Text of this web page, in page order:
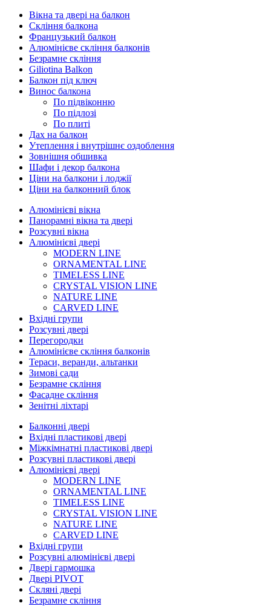
Вікна та двері на балкон
Скління балкона
Французький балкон
Алюмінієве скління балконів
Безрамне скління
Giliotina Balkon
Балкон під ключ
Винос балкона
По підвіконню
По підлозі
По плиті
Дах на балкон
Утеплення і внутрішнє оздоблення
Зовнішня обшивка
Шафи і декор балкона
Ціни на балкони і лоджії
Ціни на балконний блок
Алюмінієві вікна
Панорамні вікна та двері
Розсувні вікна
Алюмінієві двері
MODERN LINE
ORNAMENTAL LINE
TIMELESS LINE
CRYSTAL VISION LINE
NATURE LINE
CARVED LINE
Вхідні групи
Розсувні двері
Перегородки
Алюмінієве скління балконів
Тераси, веранди, альтанки
Зимові сади
Безрамне скління
Фасадне скління
Зенітні ліхтарі
Балконні двері
Вхідні пластикові двері
Міжкімнатні пластикові двері
Розсувні пластикові двері
Алюмінієві двері
MODERN LINE
ORNAMENTAL LINE
TIMELESS LINE
CRYSTAL VISION LINE
NATURE LINE
CARVED LINE
Вхідні групи
Розсувні алюмінієві двері
Двері гармошка
Двері PIVOT
Скляні двері
Безрамне скління